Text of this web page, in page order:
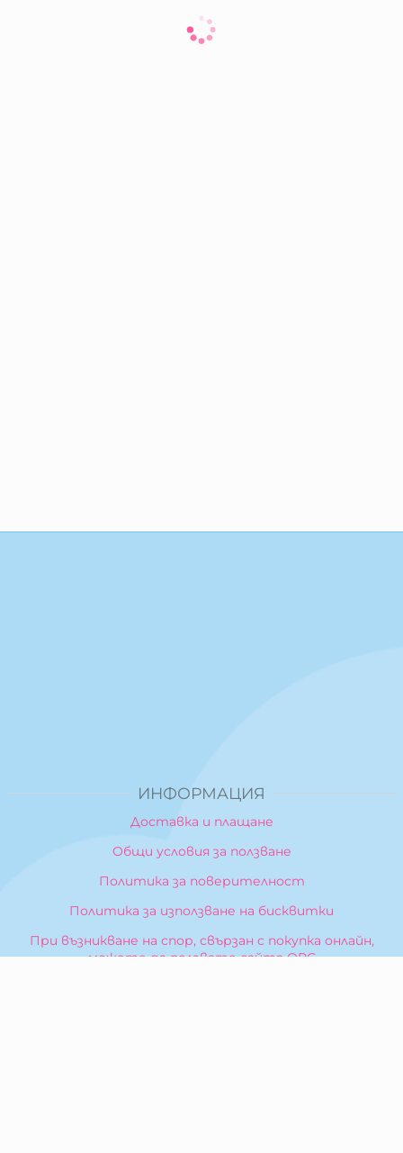
ИНФОРМАЦИЯ
Доставка и плащане
Общи условия за ползване
Политика за поверителност
Политика за използване на бисквитки
При възникване на спор, свързан с покупка онлайн,
можете да ползвате сайта ОРС